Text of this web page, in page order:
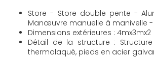
Store - Store double pente -
Manœuvre manuelle à manivelle -
Dimensions extérieures : 4mx3mx2
Détail de la structure :
thermolaqué, pieds en acier